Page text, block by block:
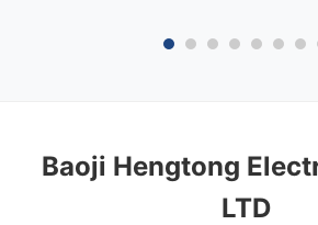
Baoji Hengtong
LTD